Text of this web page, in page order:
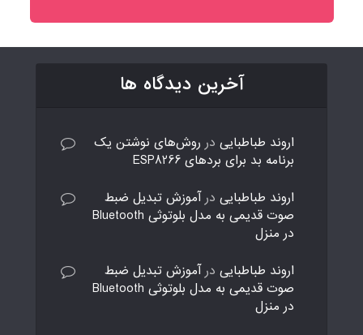
آخرین دیدگاه ها
اروند طباطبایی در روش‌های نوشتن یک
برنامه بد برای بردهای ESP8266
اروند طباطبایی درآموزش تبدیل ضبط
صوت قدیمی به مدل بلوتوثی Bluetooth
در منزل
اروند طباطبایی درآموزش تبدیل ضبط
صوت قدیمی به مدل بلوتوثی Bluetooth
در منزل